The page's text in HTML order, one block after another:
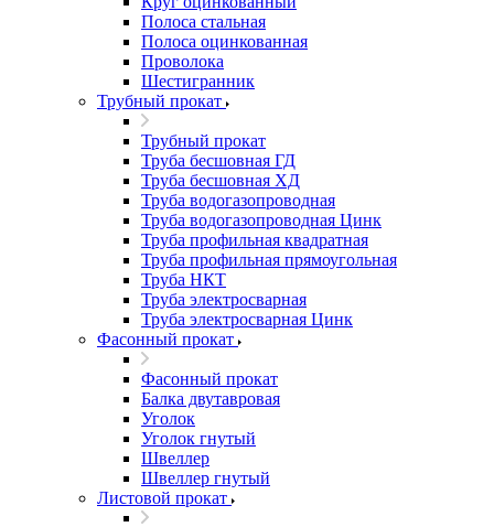
Полоса стальная
Полоса оцинкованная
Проволока
Шестигранник
Трубный прокат
Трубный прокат
Труба бесшовная ГД
Труба бесшовная ХД
Труба водогазопроводная
Труба водогазопроводная Цинк
Труба профильная квадратная
Труба профильная прямоугольная
Труба НКТ
Труба электросварная
Труба электросварная Цинк
Фасонный прокат
Фасонный прокат
Балка двутавровая
Уголок
Уголок гнутый
Швеллер
Швеллер гнутый
Листовой прокат